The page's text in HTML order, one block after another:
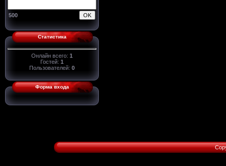
500
Статистика
Онлайн всего: 1
Гостей: 1
Пользователей: 0
Форма входа